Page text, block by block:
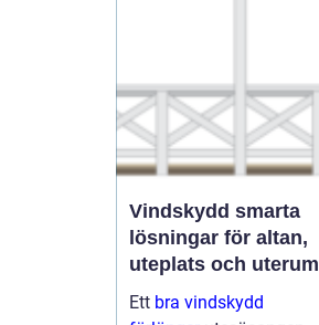
Vindskydd smarta
lösningar för altan,
uteplats och uterum
Ett bra vindskydd